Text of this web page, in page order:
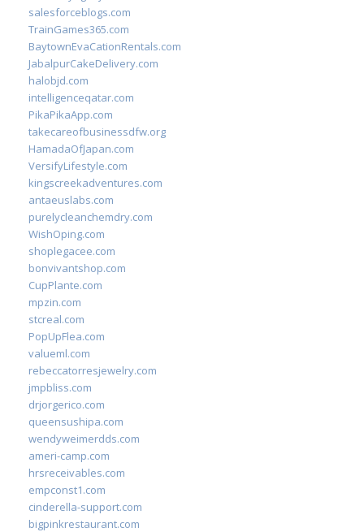
salesforceblogs.com
TrainGames365.com
BaytownEvaCationRentals.com
JabalpurCakeDelivery.com
halobjd.com
intelligenceqatar.com
PikaPikaApp.com
takecareofbusinessdfw.org
HamadaOfJapan.com
VersifyLifestyle.com
kingscreekadventures.com
antaeuslabs.com
purelycleanchemdry.com
WishOping.com
shoplegacee.com
bonvivantshop.com
CupPlante.com
mpzin.com
stcreal.com
PopUpFlea.com
valueml.com
rebeccatorresjewelry.com
jmpbliss.com
drjorgerico.com
queensushipa.com
wendyweimerdds.com
ameri-camp.com
hrsreceivables.com
empconst1.com
cinderella-support.com
bigpinkrestaurant.com